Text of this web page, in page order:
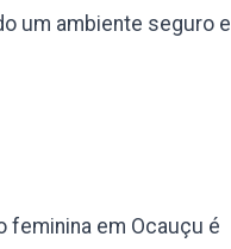
um ambiente seguro e
feminina em Ocauçu é